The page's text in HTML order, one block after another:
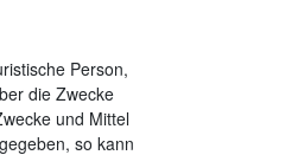
Person,
die Zwecke
und Mittel
so kann